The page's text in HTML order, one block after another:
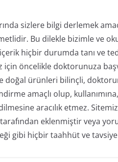
sizlere bilgi derlemek
Bu dilekle bizimle ve
hiçbir durumda tanı ve
için öncelikle doktorunuza
doğal ürünleri bilinçli,
amaçlı olup,
aracılık etmez.
eklenmiştir veya
gibi hiçbir taahhüt ve